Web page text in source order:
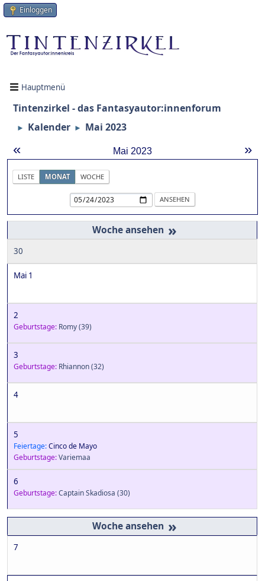
Einloggen
Hauptmenü
Tintenzirkel - das Fantasyautor:innenforum
► Kalender ► Mai 2023
« »
Mai 2023
LISTE MONAT WOCHE
»
30
Mai 1
2
Geburtstage: Romy(39)
3
Geburtstage: Rhiannon(32)
4
5
Feiertage:Cinco de Mayo
Geburtstage:Variemaa
6
Geburtstage:Captain Skadiosa (30)
»
7